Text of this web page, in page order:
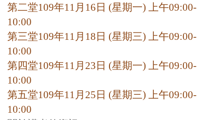
第二堂109年11 月16 日 (星期一) 上午09:00-
10:00
第三堂109年11 月18 日 (星期三) 上午09:00-
10:00
第四堂109年11 月23 日 (星期一) 上午09:00-
10:00
第五堂109年11 月25 日 (星期三) 上午09:00-
10:00